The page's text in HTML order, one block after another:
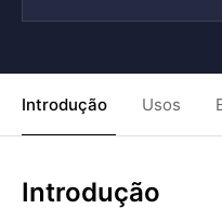
Introdução Usos
Introdução